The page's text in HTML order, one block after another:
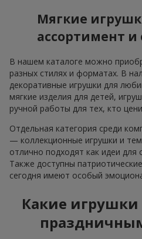
Мягкие
ассортимент и
В нашем каталоге можно
разных стилях и форматах. В
декоративные игрушки для
мягкие изделия для детей,
ручной работы для тех, кто
Отдельная категория среди
— коллекционные игрушки и
отлично подходят как идеи
Также доступны
сегодня имеют особый
Какие